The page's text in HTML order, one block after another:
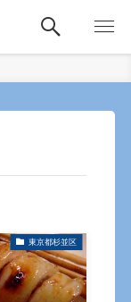
東京都杉並区